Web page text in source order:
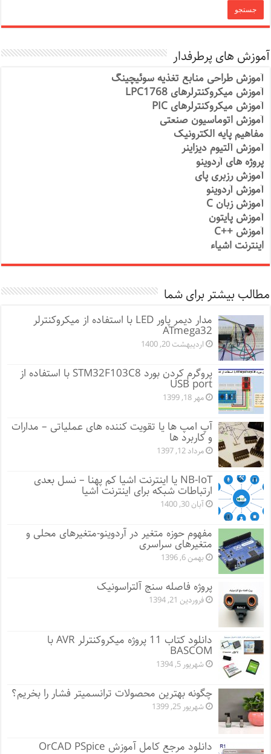
آموزش های پرطرفدار
آموزش طراحی منابع تغذیه سوئیچینگ
آموزش میکروکنترلرهای LPC1768
آموزش میکروکنترلرهای PIC
آموزش اتوماسیون صنعتی
مفاهیم پایه الکترونیک
آموزش آلتیوم دیزاینر
پروژه های آردوینو
آموزش رزبری پای
آموزش آردوینو
آموزش زبان C
آموزش پایتون
آموزش ++C
اینترنت اشیاء
مطالب بیشتر برای شما
مدار دیمر پاور LED با استفاده از میکروکنترلر
ATmega32
اردیبهشت 20, 1400
پروگرم کردن بورد STM32F103C8 با استفاده از
USB port
مهر 18, 1399
آپ امپ ها یا تقویت کننده های عملیاتی – مدارات
و کاربرد ها
مرداد 12, 1397
NB-IoT یا اینترنت اشیا کم پهنا – نسل بعدی
ارتباطات شبکه برای اینترنت اشیا
آبان 30, 1400
مفهوم حوزه متغیر در آردوینو-متغیرهای محلی و
متغیرهای سراسری
بهمن 6, 1396
پروژه فاصله سنج آلتراسونیک
فروردین 21, 1394
دانلود کتاب 11 پروژه میکروکنترلر AVR با
BASCOM
شهریور 5, 1394
چگونه بهترین محصولات ترانسمیتر فشار را بخریم؟
شهریور 25, 1399
دانلود مرجع کامل آموزش OrCAD PSpice